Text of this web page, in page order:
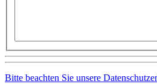
Bitte beachten Sie unsere